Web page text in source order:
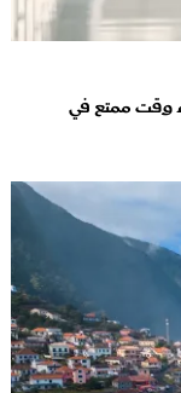
وقت ممتع في